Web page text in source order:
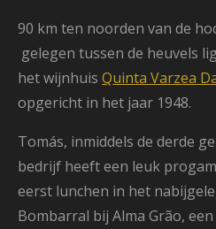
90 km ten noorden van de
gelegen tussen de heuvels
het wijnhuis Quinta Varzea
opgericht in het jaar 1948.
Tomás, inmiddels de derde
bedrijf heeft een leuk
eerst lunchen in het
Bombarral bij Alma Grão,